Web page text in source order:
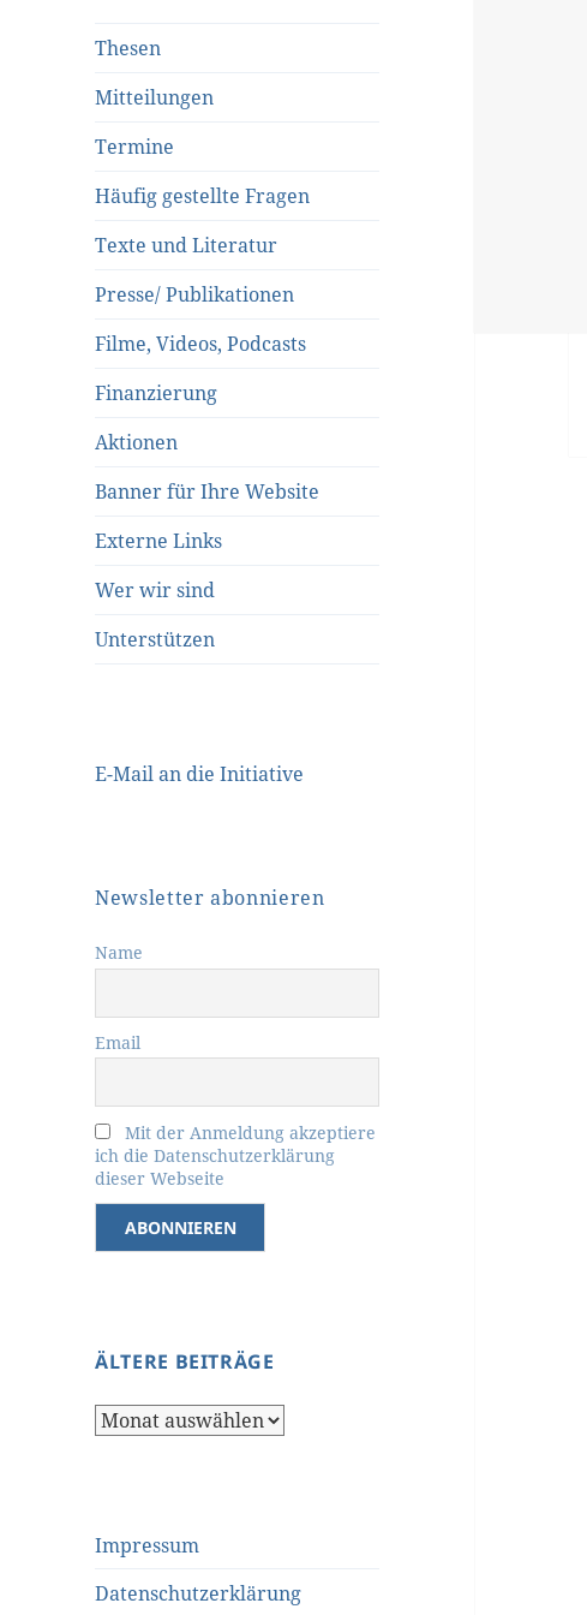
Thesen
Mitteilungen
Termine
Häufig gestellte Fragen
Texte und Literatur
Presse/ Publikationen
Filme, Videos, Podcasts
Finanzierung
Aktionen
Banner für Ihre Website
Externe Links
Wer wir sind
Unterstützen
E-Mail an die Initiative
Newsletter abonnieren
Name
Email
Mit der Anmeldung akzeptiere
ich die Datenschutzerklärung
dieser Webseite
ÄLTERE BEITRÄGE
Ältere
Impressum
Datenschutzerklärung